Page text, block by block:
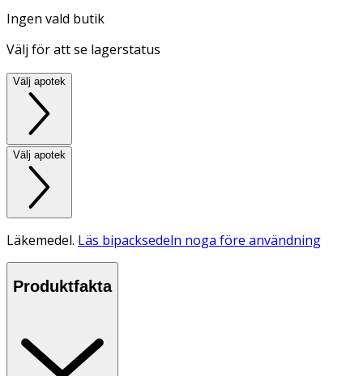
Ingen vald butik
Välj för att se lagerstatus
Välj apotek
Välj apotek
Läkemedel. Läs bipacksedeln noga före användning
Produktfakta